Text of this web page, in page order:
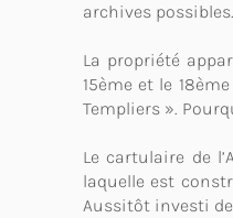
archives possibles.
La propriété
15ème et le
Templiers ».
Le cartulaire de
laquelle est
Aussitôt investi de